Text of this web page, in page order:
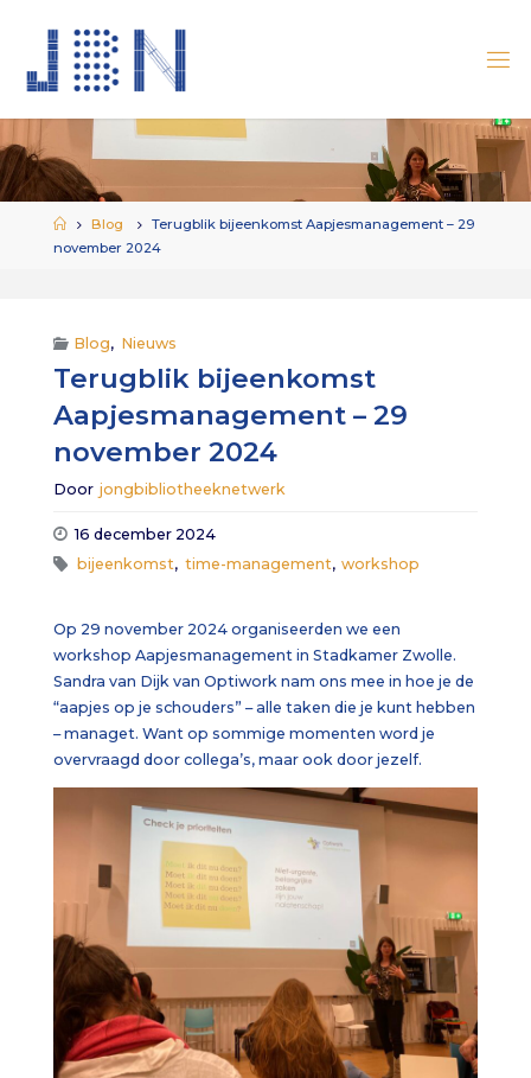
inhoud
HomeBlog
Terugblik bijeenkomst Aapjesmanagement – 29
november 2024
Blog, Nieuws
Terugblik bijeenkomst
Aapjesmanagement – 29
november 2024
Door jongbibliotheeknetwerk
16 december 2024
bijeenkomst, time-management, workshop
Op 29 november 2024 organiseerden we een
workshop Aapjesmanagement in Stadkamer Zwolle.
Sandra van Dijk van Optiwork nam ons mee in hoe je de
“aapjes op je schouders” – alle taken die je kunt hebben
– managet. Want op sommige momenten word je
overvraagd door collega’s, maar ook door jezelf.